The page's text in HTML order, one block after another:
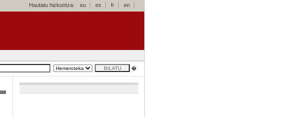
Hautatu hizkuntza: eu es fr en
�